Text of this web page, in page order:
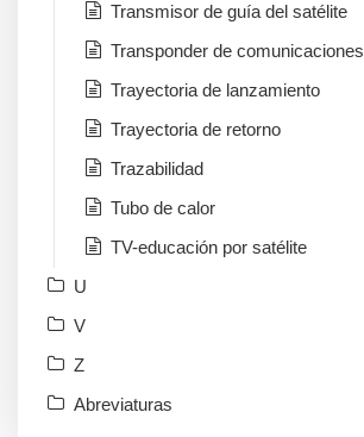
Transmisor de guía del satélite
Transponder de comunicaciones
Trayectoria de lanzamiento
Trayectoria de retorno
Trazabilidad
Tubo de calor
TV-educación por satélite
U
V
Z
Abreviaturas